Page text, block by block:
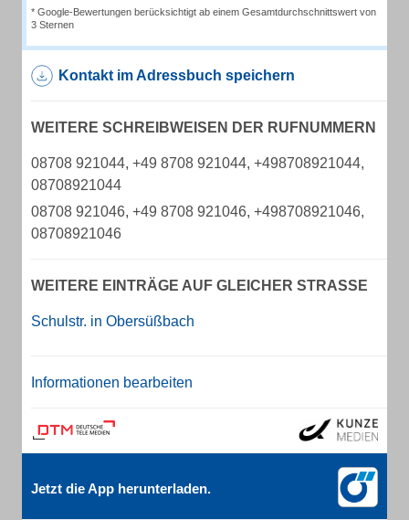
* Google-Bewertungen berücksichtigt ab einem Gesamtdurchschnittswert von
3 Sternen
Kontakt im Adressbuch speichern
WEITERE SCHREIBWEISEN DER RUFNUMMERN
08708 921044, +49 8708 921044, +498708921044,
08708921044
08708 921046, +49 8708 921046, +498708921046,
08708921046
WEITERE EINTRÄGE AUF GLEICHER STRASSE
Schulstr. in Obersüßbach
Informationen bearbeiten
Jetzt die App herunterladen.